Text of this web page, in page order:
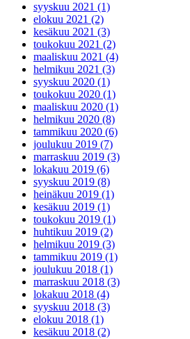
syyskuu 2021 (1)
elokuu 2021 (2)
kesäkuu 2021 (3)
toukokuu 2021 (2)
maaliskuu 2021 (4)
helmikuu 2021 (3)
syyskuu 2020 (1)
toukokuu 2020 (1)
maaliskuu 2020 (1)
helmikuu 2020 (8)
tammikuu 2020 (6)
joulukuu 2019 (7)
marraskuu 2019 (3)
lokakuu 2019 (6)
syyskuu 2019 (8)
heinäkuu 2019 (1)
kesäkuu 2019 (1)
toukokuu 2019 (1)
huhtikuu 2019 (2)
helmikuu 2019 (3)
tammikuu 2019 (1)
joulukuu 2018 (1)
marraskuu 2018 (3)
lokakuu 2018 (4)
syyskuu 2018 (3)
elokuu 2018 (1)
kesäkuu 2018 (2)